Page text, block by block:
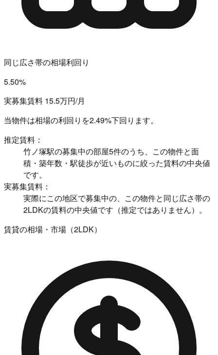
同じ広さ帯の相場利回り
5.50%
実募集賃料 15.5万円/月
当物件は相場の利回りを2.49%下回ります。
推定賃料：
竹ノ塚駅の募集中の部屋5件のうち、この物件と面
積・築年数・駅徒歩が近いものに絞った賃料の中央値
です。
実募集賃料：
実際にこの地区で募集中の、この物件と同じ広さ帯の
2LDKの賃料の中央値です（推定ではありません）。
賃貸の相場・市場（2LDK）